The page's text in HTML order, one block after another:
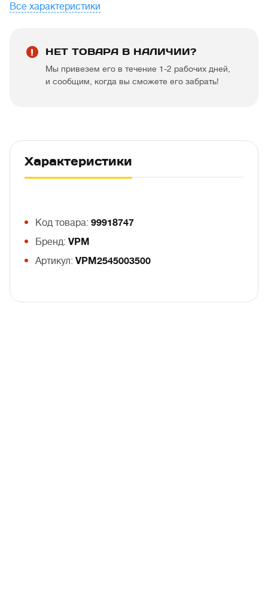
Все характеристики
НЕТ ТОВАРА В НАЛИЧИИ?
Мы привезем его в течение 1-2 рабочих дней,
и сообщим, когда вы сможете его забрать!
Характеристики
Код товара: 99918747
Бренд: VPM
Артикул: VPM2545003500